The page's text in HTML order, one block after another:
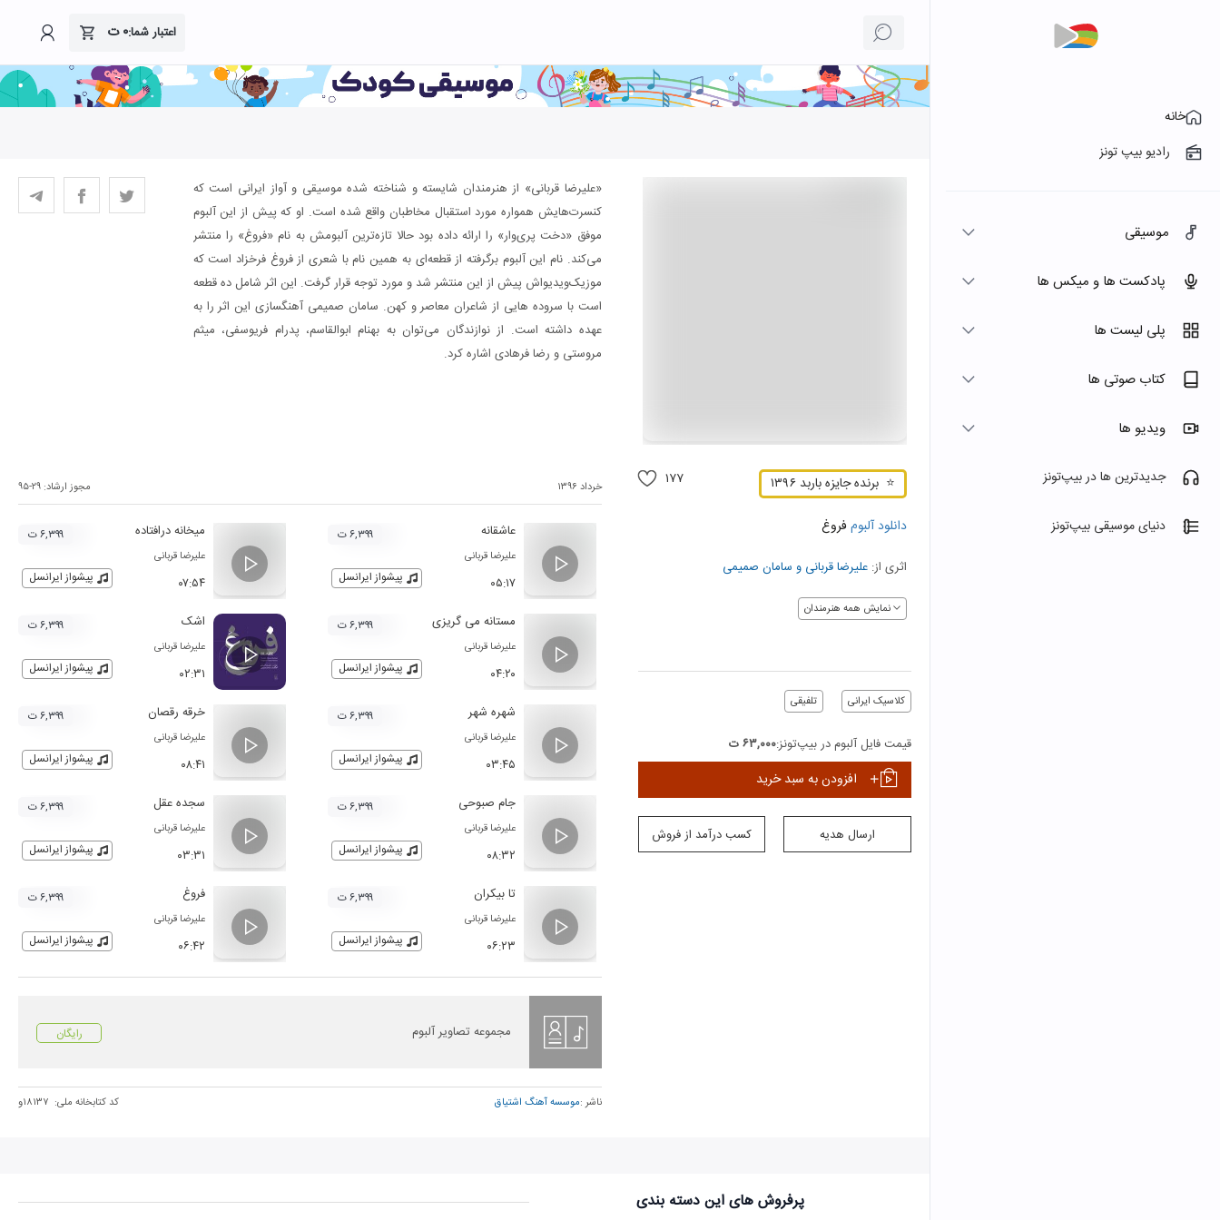
اعتبار شما:۰ت
خانه
رادیو بیپ تونز
موسیقی
پادکست ها و میکس ها
پلی لیست ها
کتاب صوتی ها
ویدیو ها
جدیدترین ها در بیپ‌تونز
دنیای موسیقی بیپ‌تونز
⭐ برنده جایزه باربد ۱۳۹۶
دانلود آلبوم فروغ
اثری از: علیرضا قربانی و سامان صمیمی
نمایش همه هنرمندان
۱۷۷
کلاسیک ایرانی تلفیقی
قیمت فایل آلبوم در بیپ‌تونز:۶۳,۰۰۰ ت
افزودن به سبد خرید
ارسال هدیه کسب درآمد از فروش
«علیرضا قربانی» از هنرمندان شایسته و شناخته شده موسیقی و آواز ایرانی است که
کنسرت‌هایش همواره مورد استقبال مخاطبان واقع شده است. او که پیش از این آلبوم
موفق «دخت پری‌وار» را ارائه داده بود حالا تازه‌ترین آلبومش به نام «فروغ» را منتشر
می‌کند. نام این آلبوم برگرفته از قطعه‌ای به همین نام با شعری از فروغ فرخزاد است که
موزیک‌ویدیواش پیش از این منتشر شد و مورد توجه قرار گرفت. این اثر شامل ده قطعه
است با سروده هایی از شاعران معاصر و کهن. سامان صمیمی آهنگسازی این اثر را به
عهده داشته است. از نوازندگان می‌توان به بهنام ابوالقاسم، پدرام فریوسفی، میثم
مروستی و رضا فرهادی اشاره کرد.
خرداد ۱۳۹۶ مجوز ارشاد: ۹۵-۲۹
عاشقانه
علیرضا قربانی
۰۵:۱۷
۶,۳۹۹ ت
پیشواز ایرانسل
میخانه درافتاده
علیرضا قربانی
۰۷:۵۴
۶,۳۹۹ ت
پیشواز ایرانسل
مستانه می گریزی
علیرضا قربانی
۰۴:۲۰
۶,۳۹۹ ت
پیشواز ایرانسل
اشک
علیرضا قربانی
۰۲:۳۱
۶,۳۹۹ ت
پیشواز ایرانسل
شهره شهر
علیرضا قربانی
۰۳:۴۵
۶,۳۹۹ ت
پیشواز ایرانسل
خرقه رقصان
علیرضا قربانی
۰۸:۴۱
۶,۳۹۹ ت
پیشواز ایرانسل
جام صبوحی
علیرضا قربانی
۰۸:۳۲
۶,۳۹۹ ت
پیشواز ایرانسل
سجده عقل
علیرضا قربانی
۰۳:۳۱
۶,۳۹۹ ت
پیشواز ایرانسل
تا بیکران
علیرضا قربانی
۰۶:۲۳
۶,۳۹۹ ت
پیشواز ایرانسل
فروغ
علیرضا قربانی
۰۶:۴۲
۶,۳۹۹ ت
پیشواز ایرانسل
مجموعه تصاویر آلبوم رایگان
ناشر :موسسه آهنگ اشتیاق کد کتابخانه ملی: ۱۸۱۳۷و
پرفروش های این دسته بندی